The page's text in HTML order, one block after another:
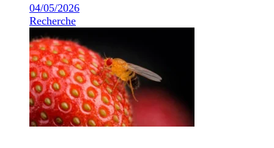
04/05/2026
Recherche